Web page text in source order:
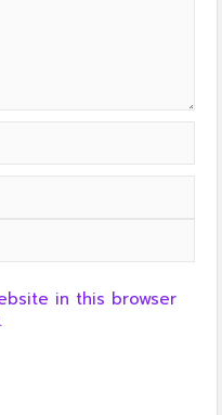
in this browser